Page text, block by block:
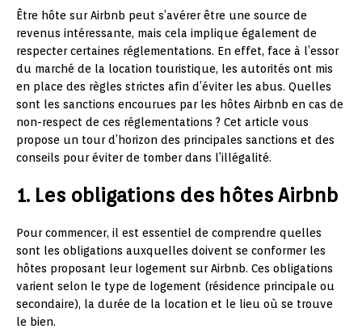
Être hôte sur Airbnb peut s’avérer être une source de
revenus intéressante, mais cela implique également de
respecter certaines réglementations. En effet, face à l’essor
du marché de la location touristique, les autorités ont mis
en place des règles strictes afin d’éviter les abus. Quelles
sont les sanctions encourues par les hôtes Airbnb en cas de
non-respect de ces réglementations ? Cet article vous
propose un tour d’horizon des principales sanctions et des
conseils pour éviter de tomber dans l’illégalité.
1. Les obligations des hôtes Airbnb
Pour commencer, il est essentiel de comprendre quelles
sont les obligations auxquelles doivent se conformer les
hôtes proposant leur logement sur Airbnb. Ces obligations
varient selon le type de logement (résidence principale ou
secondaire), la durée de la location et le lieu où se trouve
le bien.